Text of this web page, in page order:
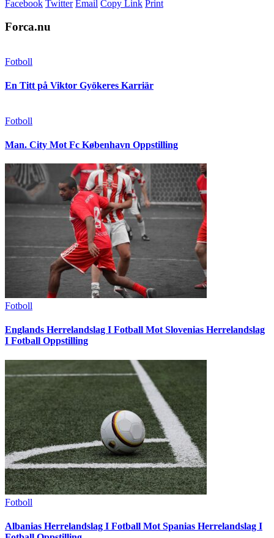
Facebook Twitter Email Copy Link Print
Forca.nu
Fotboll
En Titt på Viktor Gyökeres Karriär
Fotboll
Man. City Mot Fc København Oppstilling
Fotboll
Englands Herrelandslag I Fotball Mot Slovenias Herrelandslag
I Fotball Oppstilling
Fotboll
Albanias Herrelandslag I Fotball Mot Spanias Herrelandslag I